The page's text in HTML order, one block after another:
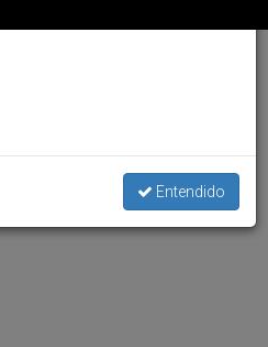
a los obispos
debates sobre
PAPAS
Entendido